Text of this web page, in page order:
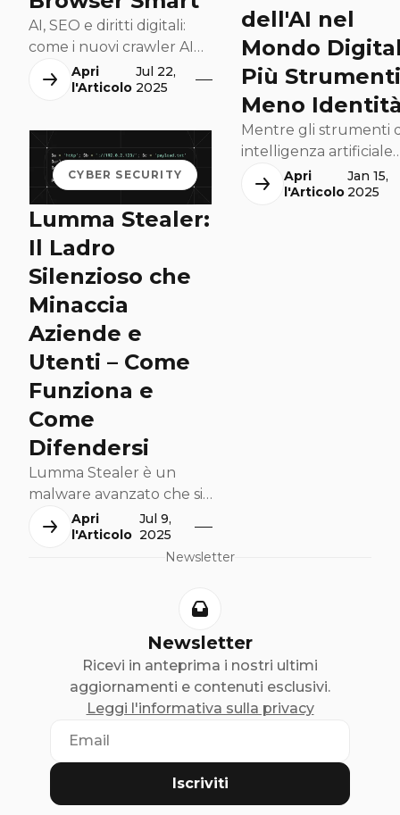
per mantenere sicurezza,
affidabilità e conformità
AI, SEO e diritti digitali:
come i nuovi crawler AI
cambiano la ricerca
online e il ruolo dei
caso Cloudflare e delle
implicazioni per creatori e
aziende.
Apri
l'Articolo
Jul 22,
2025
CYBER SECURITY
Lumma Stealer:
Il Ladro
Silenzioso che
Minaccia
Aziende e
Utenti – Come
Funziona e
Come
Difendersi
Lumma Stealer è un
malware avanzato che si
diffonde attraverso
pagine web contraffatte
Apri
l'Articolo
Jul 9,
2025
dell'AI nel
Mondo
Più
Meno
Mentre gli strumenti
intelligenza artificiale
rendono più semplice
creazione di
Apri
l'Articolo
Jan 15,
2025
Newsletter
Newsletter
Ricevi in anteprima i nostri ultimi
aggiornamenti e contenuti esclusivi.
Leggi l'informativa sulla privacy
Iscriviti